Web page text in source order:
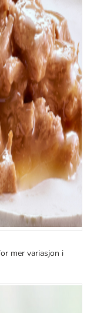
mer variasjon i